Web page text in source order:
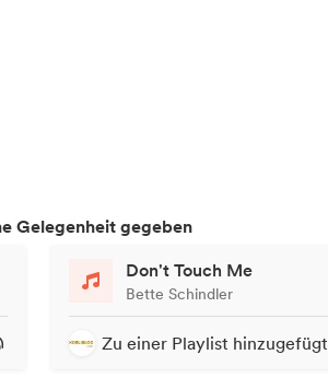
Gelegenheit gegeben
Don't Touch Me
Bette Schindler
Zu einer Playlist hinzugefügt